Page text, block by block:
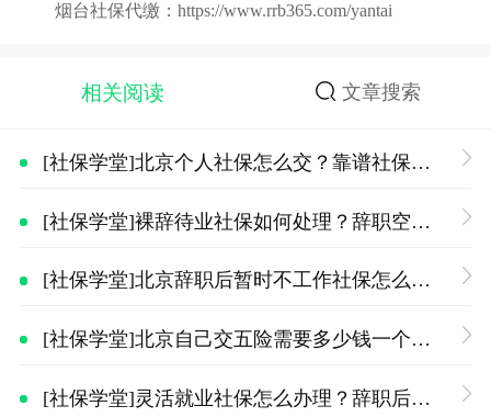
烟台社保代缴： https://www.rrb365.com/yantai
相关阅读 文章搜索
[社保学堂]北京个人社保怎么交？靠谱社保服务平台如何辨别
[社保学堂]裸辞待业社保如何处理？辞职空档期社保续交实用攻略
[社保学堂]北京辞职后暂时不工作社保怎么办？空档期社保续交方案
[社保学堂]北京自己交五险需要多少钱一个月？2026缴费明细、参保方式一览
[社保学堂]灵活就业社保怎么办理？辞职后社保续保流程详细介绍